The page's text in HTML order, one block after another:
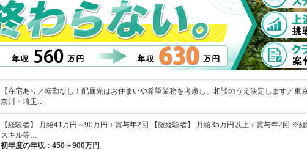
【在宅あり／転勤なし！配属先はお住まいや希望業務を考慮し、相談のうえ決定します／東
奈川・埼玉…
【経験者】 月給41万円～90万円＋賞与年2回 【微経験者】 月給35万円以上＋賞与年2回 ※経
スキル等…
初年度の年収： 450～900万円